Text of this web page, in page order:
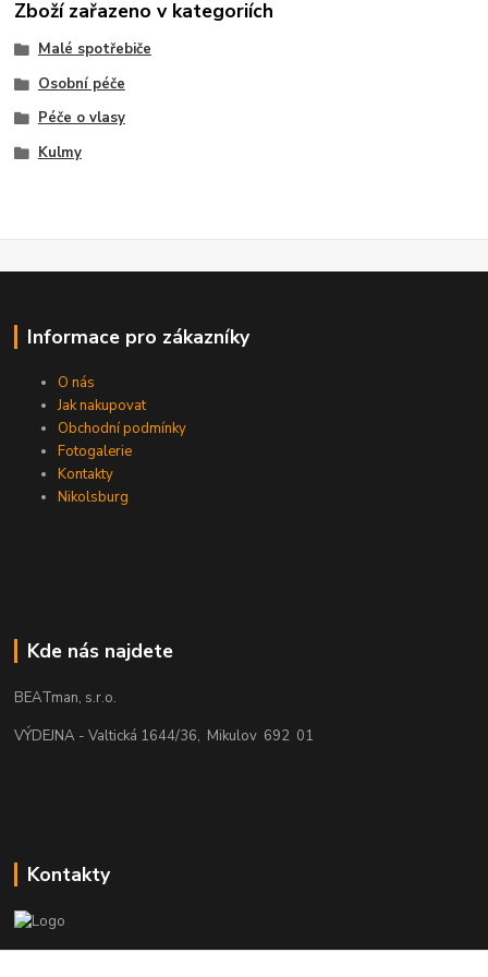
Zboží zařazeno v kategoriích
Malé spotřebiče
Osobní péče
Péče o vlasy
Kulmy
Informace pro zákazníky
O nás
Jak nakupovat
Obchodní podmínky
Fotogalerie
Kontakty
Nikolsburg
Kde nás najdete
BEATman, s.r.o.
VÝDEJNA - Valtická 1644/36, Mikulov 692 01
Kontakty